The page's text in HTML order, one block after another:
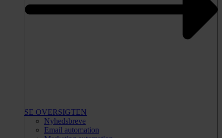
SE OVERSIGTEN
Nyhedsbreve
Email automation